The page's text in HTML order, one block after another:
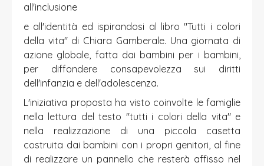
all'inclusione
e all'identità ed ispirandosi al libro "Tutti i colori
della vita" di Chiara Gamberale. Una giornata di
azione globale, fatta dai bambini per i bambini,
per diffondere consapevolezza sui diritti
dell'infanzia e dell'adolescenza.
L'iniziativa proposta ha visto coinvolte le famiglie
nella lettura del testo "tutti i colori della vita" e
nella realizzazione di una piccola casetta
costruita dai bambini con i propri genitori, al fine
di realizzare un pannello che resterà affisso nel